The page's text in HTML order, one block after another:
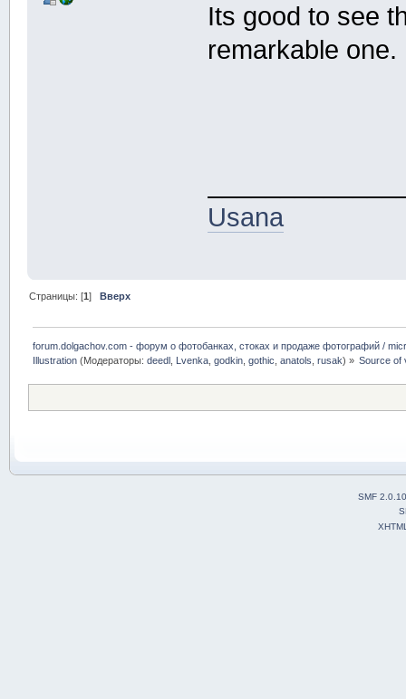
Its good to see
remarkable one.
Usana
Страницы: [1]Вверх
forum.dolgachov.com - форум о фотобанках, стоках и продаже фотографий /
Illustration (Модераторы:deedl Lvenka ,godkin ,gothic ,anatols ,rusak) » Source of
SMF